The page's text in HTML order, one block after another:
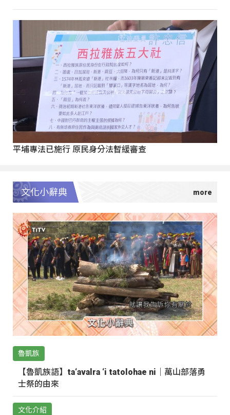
平埔專法已施行 原民身分法暫緩審查
文化小辭典
魯凱族
【魯凱族語】ta‘avalra ‘i tatolohae ni｜萬山部落勇
士祭的由來
文化介紹